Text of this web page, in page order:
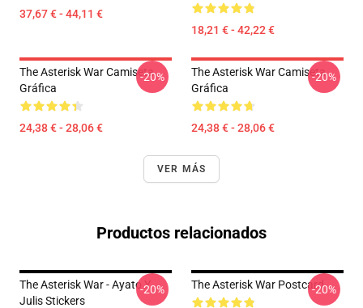
37,67 € - 44,11 €
18,21 € - 42,22 €
The Asterisk War Camiseta
Gráfica
24,38 € - 28,06 €
-20%
The Asterisk War Camiseta
Gráfica
24,38 € - 28,06 €
-20%
VER MÁS
Productos relacionados
The Asterisk War - Ayato Y
Julis Stickers
-20% The Asterisk War Postcard-20%